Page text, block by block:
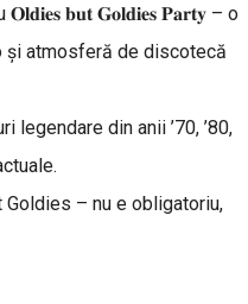
𝐛𝐮𝐭 𝐆𝐨𝐥𝐝𝐢𝐞𝐬 𝐏𝐚𝐫𝐭𝐲 – o
și atmosferă de discotecă
legendare din anii ’70, ’80,
Goldies – nu e obligatoriu,